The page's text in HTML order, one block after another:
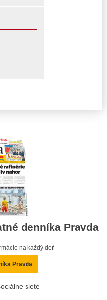
denníka Pravda
na každý deň
Pravda
siete